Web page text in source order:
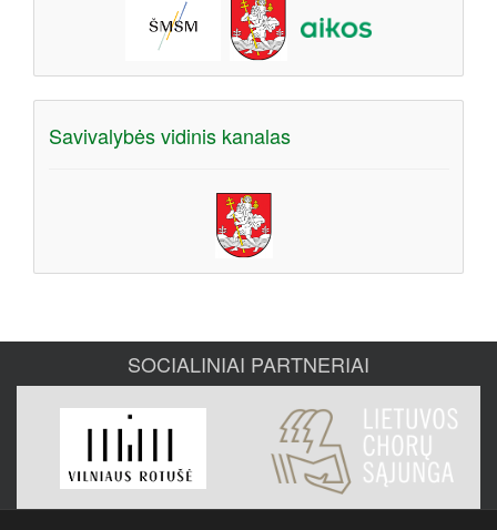
Savivalybės vidinis kanalas
SOCIALINIAI PARTNERIAI